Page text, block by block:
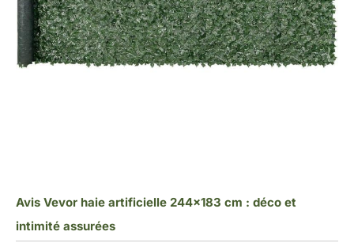
Avis Vevor haie artificielle 244×183 cm : déco et
intimité assurées